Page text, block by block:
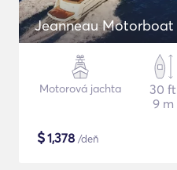
Jeanneau Motorboat
Motorová jachta
30 ft
9 m
$1,378 /deň